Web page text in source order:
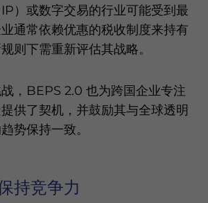
）或数字交易的行业可能受到最
通常依赖优惠的税收制度来持有
则下需重新评估其战略。
，BEPS 2.0 也为跨国企业专注
供了契机，并鼓励其与全球透明
势保持一致。
持竞争力